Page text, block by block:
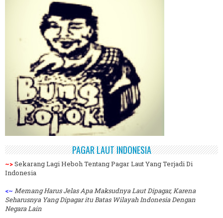
PAGAR LAUT INDONESIA
~>Sekarang Lagi Heboh Tentang Pagar Laut Yang Terjadi Di
Indonesia
<~ Memang Harus Jelas Apa Maksudnya Laut Dipagar, Karena
Seharusnya Yang Dipagar itu Batas Wilayah Indonesia Dengan
Negara Lain